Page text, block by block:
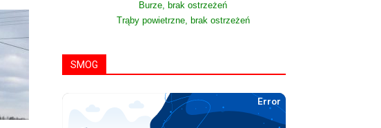
Burze, brak ostrzeżeń
Trąby powietrzne, brak ostrzeżeń
SMOG